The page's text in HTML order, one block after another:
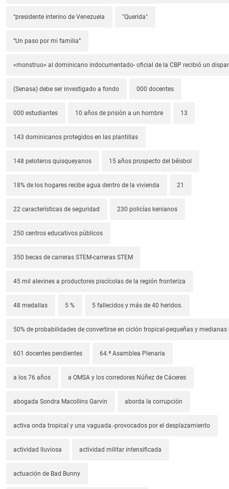
“presidente interino de Venezuela "Querida"
“Un paso por mi familia”
«monstruo» al dominicano indocumentado- oficial de la CBP recibió un
(Senasa) debe ser investigado a fondo 000 docentes
000 estudiantes 10 años de prisión a un hombre 13
143 dominicanos protegidos en las plantillas
148 peloteros quisqueyanos 15 años prospecto del béisbol
18% de los hogares recibe agua dentro de la vivienda 21
22 características de seguridad 230 policías kenianos
250 centros educativos públicos
350 becas de carreras STEM-carreras STEM
45 mil alevines a productores piscícolas de la región fronteriza
48 medallas 5 % 5 fallecidos y más de 40 heridos.
50% de probabilidades de convertirse en ciclón tropical-pequeñas y
601 docentes pendientes 64.ª Asamblea Plenaria
a los 76 años a OMSA y los corredores Núñez de Cáceres
abogada Sondra Macollins Garvin aborda la corrupción
activa onda tropical y una vaguada.-provocados por el desplazamiento
actividad lluviosa actividad militar intensificada
actuación de Bad Bunny